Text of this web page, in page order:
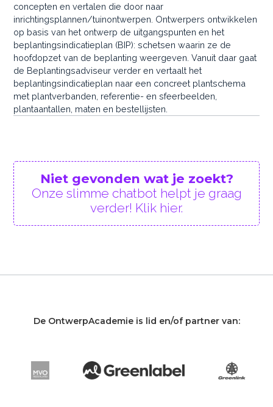
concepten en vertalen die door naar
inrichtingsplannen/tuinontwerpen. Ontwerpers ontwikkelen
op basis van het ontwerp de uitgangspunten en het
beplantingsindicatieplan (BIP): schetsen waarin ze de
hoofdopzet van de beplanting weergeven. Vanuit daar gaat
de Beplantingsadviseur verder en vertaalt het
beplantingsindicatieplan naar een concreet plantschema
met plantverbanden, referentie- en sfeerbeelden,
plantaantallen, maten en bestellijsten.
Niet gevonden wat je zoekt?
Onze slimme chatbot helpt je graag
verder! Klik hier.
De OntwerpAcademie is lid en/of partner van: